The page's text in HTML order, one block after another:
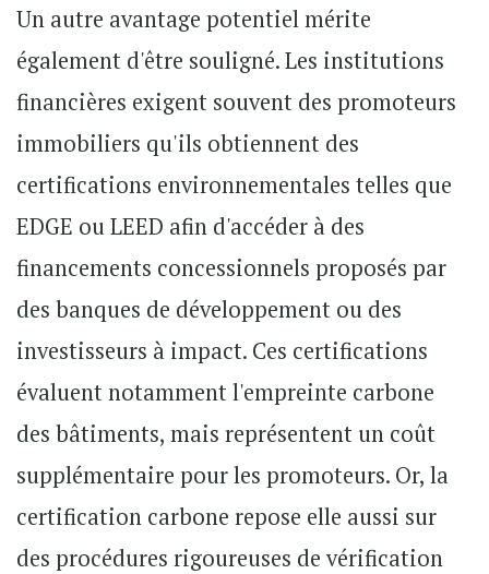
Un autre avantage potentiel mérite
également d'être souligné. Les institutions
financières exigent souvent des promoteurs
immobiliers qu'ils obtiennent des
certifications environnementales telles que
EDGE ou LEED afin d'accéder à des
financements concessionnels proposés par
des banques de développement ou des
investisseurs à impact. Ces certifications
évaluent notamment l'empreinte carbone
des bâtiments, mais représentent un coût
supplémentaire pour les promoteurs. Or, la
certification carbone repose elle aussi sur
des procédures rigoureuses de vérification